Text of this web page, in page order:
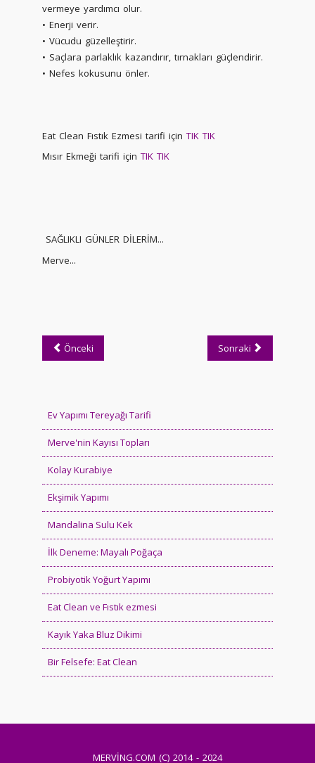
vermeye yardımcı olur.
• Enerji verir.
• Vücudu güzelleştirir.
• Saçlara parlaklık kazandırır, tırnakları güçlendirir.
• Nefes kokusunu önler.
Eat Clean Fıstık Ezmesi tarifi için TIK TIK
Mısır Ekmeği tarifi için TIK TIK
SAĞLIKLI GÜNLER DİLERİM...
Merve...
Önceki Sonraki
Ev Yapımı Tereyağı Tarifi
Merve'nin Kayısı Topları
Kolay Kurabiye
Ekşimik Yapımı
Mandalina Sulu Kek
İlk Deneme: Mayalı Poğaça
Probiyotik Yoğurt Yapımı
Eat Clean ve Fıstık ezmesi
Kayık Yaka Bluz Dikimi
Bir Felsefe: Eat Clean
MERVİNG.COM (C) 2014 - 2024